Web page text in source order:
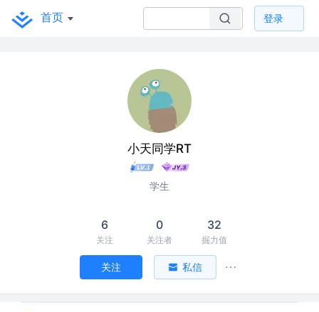
首页 登录
小天同学RT
学生
6
关注
0
关注者
32
掘力值
关注 私信